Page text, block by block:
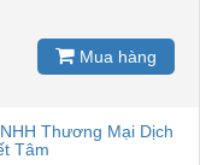
Mua hàng
Thương Mại Dịch
Tâm